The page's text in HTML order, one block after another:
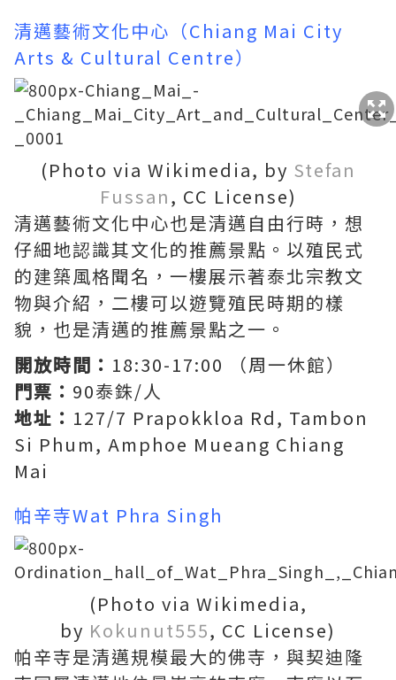
清邁藝術文化中心（Chiang Mai City
Arts & Cultural Centre）
(Photo via Wikimedia, by Stefan
Fussan, CC License)
清邁藝術文化中心也是清邁自由行時，想
仔細地認識其文化的推薦景點。以殖民式
的建築風格聞名，一樓展示著泰北宗教文
物與介紹，二樓可以遊覽殖民時期的樣
貌，也是清邁的推薦景點之一。
開放時間： 18:30-17:00 （周一休館）
門票： 90泰銖/人
地址： 127/7 Prapokkloa Rd, Tambon
Si Phum, Amphoe Mueang Chiang
Mai
帕辛寺Wat Phra Singh
(Photo via Wikimedia,
by Kokunut555, CC License)
帕辛寺是清邁規模最大的佛寺，與契迪隆